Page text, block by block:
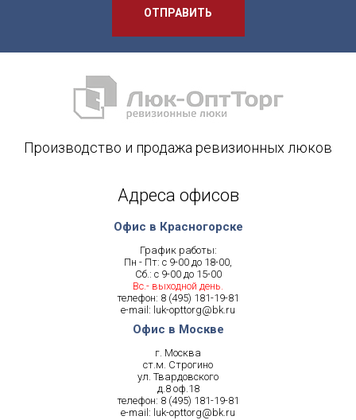
ОТПРАВИТЬ
Производство и продажа ревизионных люков
Адреса офисов
Офис в Красногорске
График работы:
Пн - Пт: с 9-00 до 18-00,
Сб.: с 9-00 до 15-00
Вс.- выходной день.
телефон: 8 (495) 181-19-81
e-mail: luk-opttorg@bk.ru
Офис в Москве
г. Москва
ст.м. Строгино
ул. Твардовского
д.8 оф.18
телефон: 8 (495) 181-19-81
e-mail: luk-opttorg@bk.ru